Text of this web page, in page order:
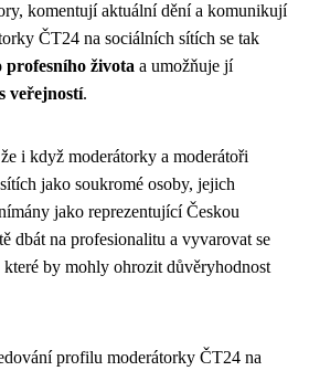
komentují aktuální dění a komunikují
ČT24 na sociálních sítích se tak
života a umožňuje jí
veřejností.
i když moderátorky a moderátoři
jako soukromé osoby, jejich
jako reprezentující Českou
dbát na profesionalitu a vyvarovat se
by mohly ohrozit důvěryhodnost
profilu moderátorky ČT24 na